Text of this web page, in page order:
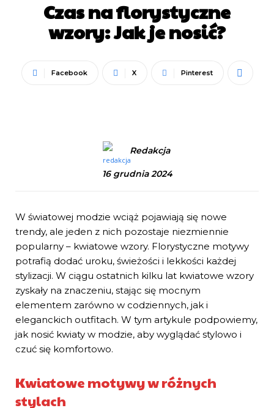
Czas na florystyczne
wzory: Jak je nosić?
Facebook X Pinterest
Redakcja
16 grudnia 2024
W światowej modzie wciąż pojawiają się nowe
trendy, ale jeden z nich pozostaje niezmiennie
popularny – kwiatowe wzory. Florystyczne motywy
potrafią dodać uroku, świeżości i lekkości każdej
stylizacji. W ciągu ostatnich kilku lat kwiatowe wzory
zyskały na znaczeniu, stając się mocnym
elementem zarówno w codziennych, jak i
eleganckich outfitach. W tym artykule podpowiemy,
jak nosić kwiaty w modzie, aby wyglądać stylowo i
czuć się komfortowo.
Kwiatowe motywy w różnych
stylach